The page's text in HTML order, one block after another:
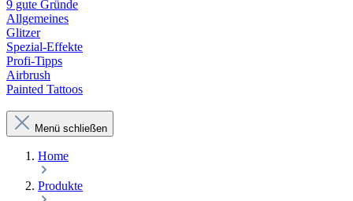
9 gute Gründe
Allgemeines
Glitzer
Spezial-Effekte
Profi-Tipps
Airbrush
Painted Tattoos
Menü schließen
Home
Produkte